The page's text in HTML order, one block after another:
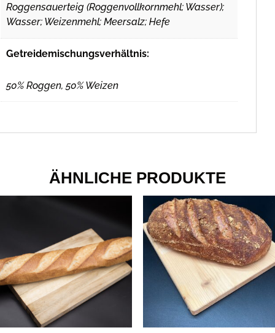
Roggensauerteig (Roggenvollkornmehl; Wasser);
Wasser; Weizenmehl; Meersalz; Hefe
Getreidemischungsverhältnis:
50% Roggen, 50% Weizen
ÄHNLICHE PRODUKTE